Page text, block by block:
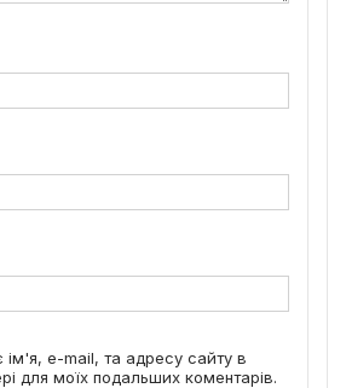
ім'я, e-mail, та адресу сайту в
для моїх подальших коментарів.